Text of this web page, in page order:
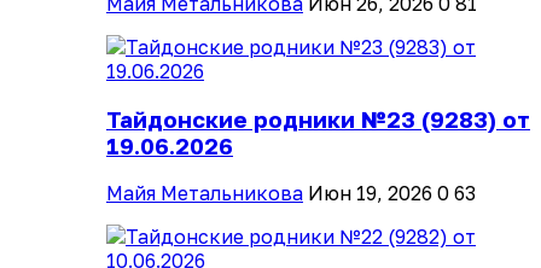
Тайдонские родники №23 (9283) от
19.06.2026
Майя Метальникова Июн 19, 2026 0 63